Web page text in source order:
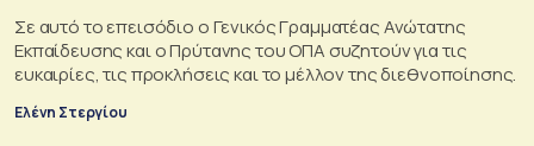
Σε αυτό το επεισόδιο o Γενικός Γραμματέας Ανώτατης
Εκπαίδευσης και ο Πρύτανης του ΟΠΑ συζητούν για τις
ευκαιρίες, τις προκλήσεις και το μέλλον της διεθνοποίησης.
Ελένη Στεργίου